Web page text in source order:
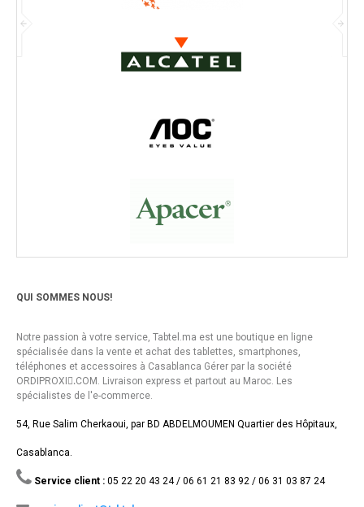
QUI SOMMES NOUS!
Notre passion à votre service, Tabtel.ma est une boutique en ligne
spécialisée dans la vente et achat des tablettes, smartphones,
téléphones et accessoires à Casablanca Gérer par la société
ORDIPROXI.ِCOM. Livraison express et partout au Maroc. Les
spécialistes de l'e-commerce.
54, Rue Salim Cherkaoui, par BD ABDELMOUMEN Quartier des Hôpitaux,
Casablanca.
Service client : 05 22 20 43 24 / 06 61 21 83 92 / 06 31 03 87 24